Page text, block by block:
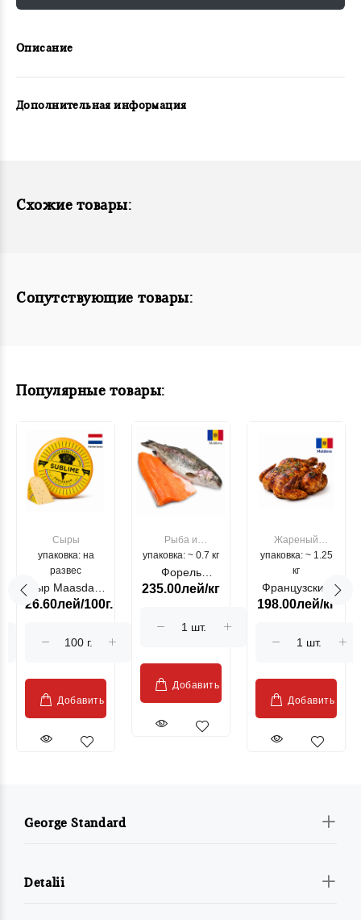
Описание
Дополнительная информация
Схожие товары:
Сопутствующие товары:
Популярные товары:
Сыры
упаковка: на
развес
Сыр Maasdam
Sublime Cow
26.60лей/100г.
Добавить
Рыба и
морепродукты
упаковка: ~ 0.7 кг
Форель
лососевая
Moldovenesc"
235.00лей/кг
Добавить
Жареный
цыпленок
упаковка: ~ 1.25
кг
Французский
гриль, кг
198.00лей/кг
Добавить
George Standard
Detalii